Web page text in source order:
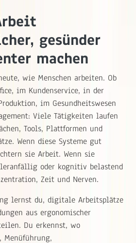
gesünder
machen
wie Menschen arbeiten. Ob
im Kundenservice, in der
im Gesundheitswesen
Viele Tätigkeiten laufen
Tools, Plattformen und
Wenn diese Systeme gut
sie Arbeit. Wenn sie
oder kognitiv belastend
Zeit und Nerven.
lernst du, digitale Arbeitsplätze
aus ergonomischer
Du erkennst, wo
Menüführung,